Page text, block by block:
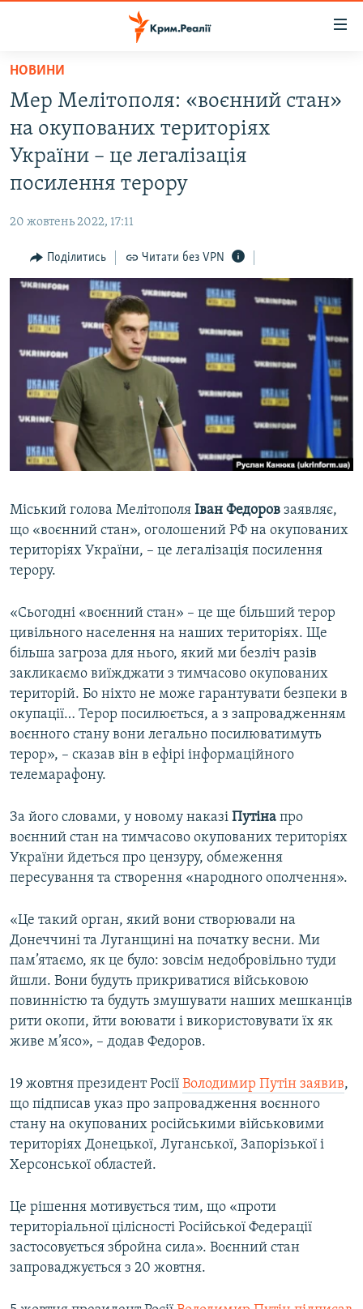
Перейти
основного
матеріалу
Перейти
до
основної
Перейти
пошуку
ВОДА.КРИМ
ВІДЕО ТА ФОТО
ІНТЕРВ'Ю
ВСЕ ЗА ДЕНЬ
СПЕЦПРОЕКТИ
ДЕПОРТАЦІЯ
ВІДЕОУРОКИ «ELIFBE»
СВІДЧЕННЯ ОКУПАЦІЇ
УКРАЇНСЬКА ПРОБЛЕМА КРИМУ
ІНФОГРАФІКА
ЯК ОБІЙТИ БЛОКУВАННЯ
Русский
Qırımtatar
ДОЛУЧАЙСЯ!
НОВИНИ
Мер Мелітополя: «воєнний стан»
на окупованих територіях
України – це легалізація
посилення терору
20 жовтень 2022, 17:11
Поділитись Читати без VPN
Міський голова Мелітополя Іван Федоров заявляє,
що «воєнний стан», оголошений РФ на окупованих
територіях України, – це легалізація посилення
терору.
«Сьогодні «воєнний стан» – це ще більший терор
цивільного населення на наших територіях. Ще
більша загроза для нього, який ми безліч разів
закликаємо виїжджати з тимчасово окупованих
територій. Бо ніхто не може гарантувати безпеки в
окупації… Терор посилюється, а з запровадженням
воєнного стану вони легально посилюватимуть
терор», – сказав він в ефірі інформаційного
телемарафону.
За його словами, у новому наказі Путіна про
воєнний стан на тимчасово окупованих територіях
України йдеться про цензуру, обмеження
пересування та створення «народного ополчення».
«Це такий орган, який вони створювали на
Донеччині та Луганщині на початку весни. Ми
пам’ятаємо, як це було: зовсім недобровільно туди
йшли. Вони будуть прикриватися військовою
повинністю та будуть змушувати наших мешканців
рити окопи, йти воювати і використовувати їх як
живе м’ясо», – додав Федоров.
19 жовтня президент Росії Володимир Путін заявив,
що підписав указ про запровадження воєнного
стану на окупованих російськими військовими
територіях Донецької, Луганської, Запорізької і
Херсонської областей.
Це рішення мотивується тим, що «проти
територіальної цілісності Російської Федерації
застосовується збройна сила». Воєнний стан
запроваджується з 20 жовтня.